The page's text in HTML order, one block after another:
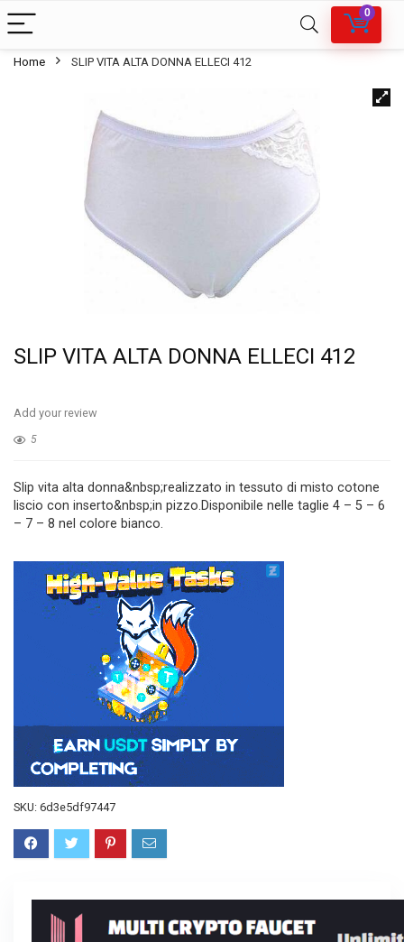
0
Home SLIP VITA ALTA DONNA ELLECI 412
SLIP VITA ALTA DONNA ELLECI 412
Add your review
5
Slip vita alta donna&nbsp;realizzato in tessuto di misto cotone
liscio con inserto&nbsp;in pizzo.Disponibile nelle taglie 4 – 5 – 6
– 7 – 8 nel colore bianco.
SKU: 6d3e5df97447